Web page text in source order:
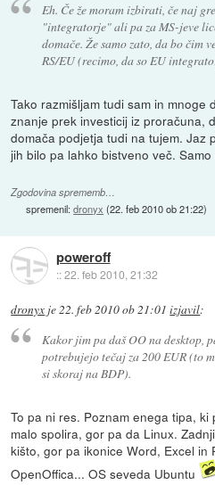
Eh. Če že moram izbirati, če naj
"integratorje" ali pa za MS-jeve
domače. Že samo zato, da bo čim
RS/EU (recimo, da so EU
Tako razmišljam tudi sam in mnoge
znanje prek investicij iz proračuna,
domača podjetja tudi na tujem. Jaz
jih bilo pa lahko bistveno več.
Zgodovina sprememb…
spremenil:dronyx (22. feb 2010 ob 21:22)
poweroff
::22. feb 2010, 21:32
dronyx je22. feb 2010 ob 21:01 izjavil:
Kakor jim pa daš OO na desktop,
potrebujejo tečaj za 200 EUR (to
si skoraj na BDP).
To pa ni res. Poznam enega tipa,
malo spolira, gor pa da Linux.
kišto, gor pa ikonice Word, Excel in
OpenOffica... OS seveda Ubuntu